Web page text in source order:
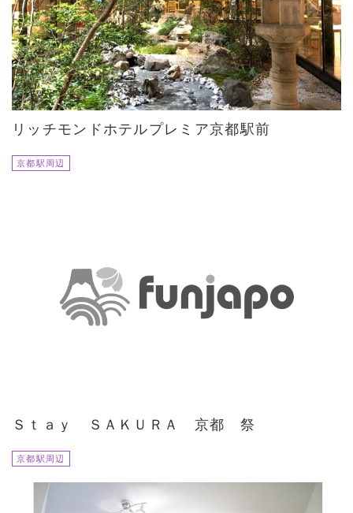
リッチモンドホテルプレミア京都駅前
京都駅周辺
Ｓｔａｙ ＳＡＫＵＲＡ 京都 祭
京都駅周辺